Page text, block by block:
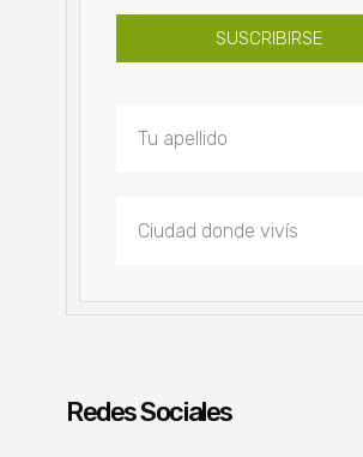
SUSCRIBIRSE
Redes Sociales